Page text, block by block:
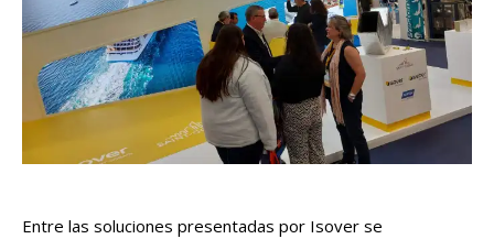
Entre las soluciones presentadas por Isover se